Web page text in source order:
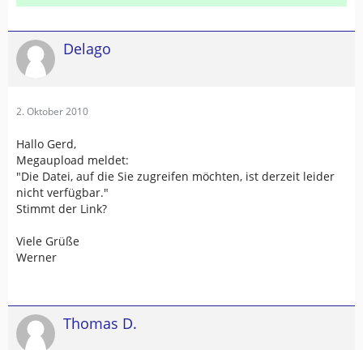
Delago
2. Oktober 2010
Hallo Gerd,
Megaupload meldet:
"Die Datei, auf die Sie zugreifen möchten, ist derzeit leider
nicht verfügbar."
Stimmt der Link?
Viele Grüße
Werner
Thomas D.